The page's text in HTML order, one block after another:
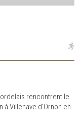
rencontrent le
à Villenave d’Ornon en